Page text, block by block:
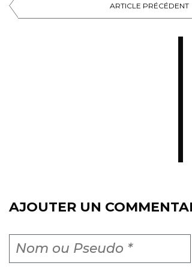
ARTICLE PRÉCÉDENT
AJOUTER UN